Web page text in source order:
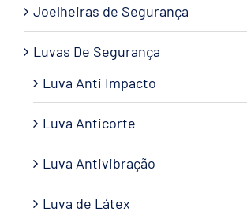
Joelheiras de Segurança
Luvas De Segurança
Luva Anti Impacto
Luva Anticorte
Luva Antivibração
Luva de Látex